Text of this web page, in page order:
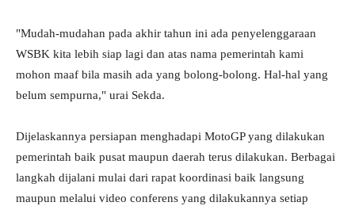
"Mudah-mudahan pada akhir tahun ini ada penyelenggaraan
WSBK kita lebih siap lagi dan atas nama pemerintah kami
mohon maaf bila masih ada yang bolong-bolong. Hal-hal yang
belum sempurna," urai Sekda.
Dijelaskannya persiapan menghadapi MotoGP yang dilakukan
pemerintah baik pusat maupun daerah terus dilakukan. Berbagai
langkah dijalani mulai dari rapat koordinasi baik langsung
maupun melalui video conferens yang dilakukannya setiap